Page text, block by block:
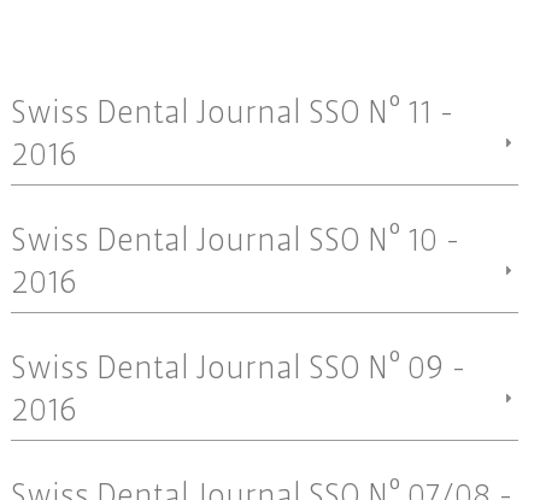
Swiss Dental Journal SSO Nº 11 -
2016
Swiss Dental Journal SSO Nº 10 -
2016
Swiss Dental Journal SSO Nº 09 -
2016